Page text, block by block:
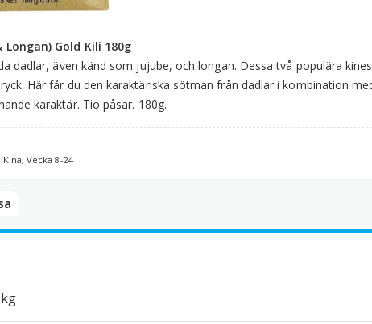
Longan) Gold Kili 180g
dadlar, även känd som jujube, och longan. Dessa två populära
Här får du den karaktäriska sötman från dadlar i kombination
karaktär. Tio påsar. 180g.
Kina,Vecka 8-24